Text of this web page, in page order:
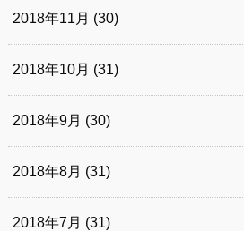
2018年11月 (30)
2018年10月 (31)
2018年9月 (30)
2018年8月 (31)
2018年7月 (31)